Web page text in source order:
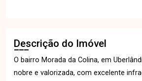
Descrição do Imóvel
O bairro Morada da Colina, em
nobre e valorizada, com excelente